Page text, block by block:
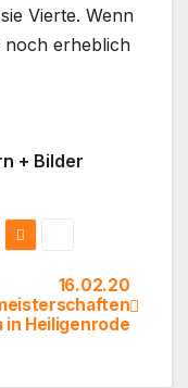
Vierte. Wenn
noch erheblich
+ Bilder
16.02.20
in Heiligenrode